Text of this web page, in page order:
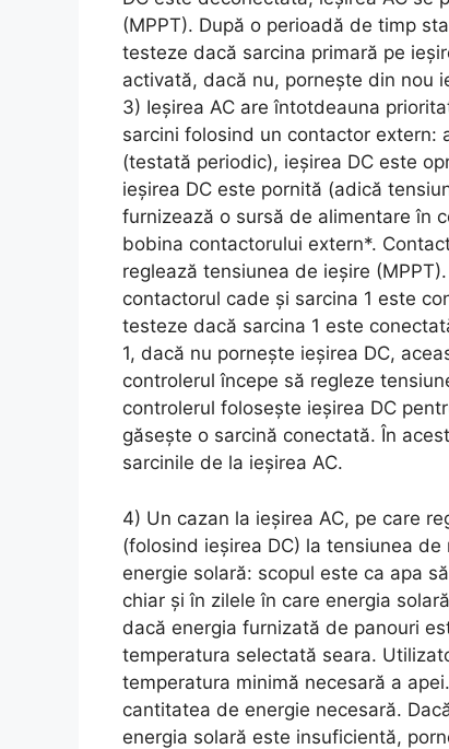
(MPPT). După o perioadă de timp
testeze dacă sarcina primară pe
activată, dacă nu, pornește din nou
3) Ieșirea AC are întotdeauna
sarcini folosind un contactor extern:
(testată periodic), ieșirea DC este
ieșirea DC este pornită (adică
furnizează o sursă de alimentare în
bobina contactorului extern*.
reglează tensiunea de ieșire
contactorul cade și sarcina 1 este
testeze dacă sarcina 1 este
1, dacă nu pornește ieșirea DC,
controlerul începe să regleze
controlerul folosește ieșirea DC
găsește o sarcină conectată. În
sarcinile de la ieșirea AC.
4) Un cazan la ieșirea AC, pe care
(folosind ieșirea DC) la tensiunea
energie solară: scopul este ca apa
chiar și în zilele în care energia
dacă energia furnizată de panouri
temperatura selectată seara.
temperatura minimă necesară a
cantitatea de energie necesară.
energia solară este insuficientă,